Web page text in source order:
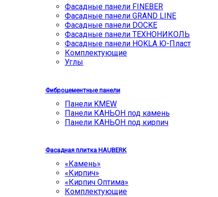
Фасадные панели FINEBER
Фасадные панели GRAND LINE
Фасадные панели DOCKE
Фасадные панели ТЕХНОНИКОЛЬ
Фасадные панели HOKLA Ю-Пласт
Комплектующие
Углы
Фиброцементные панели
Панели KMEW
Панели КАНЬОН под камень
Панели КАНЬОН под кирпич
Фасадная плитка HAUBERK
«Камень»
«Кирпич»
«Кирпич Оптима»
Комплектующие